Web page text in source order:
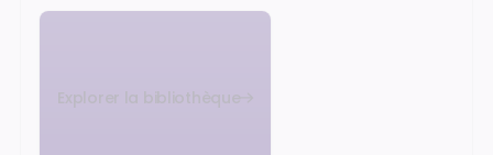
Explorer la bibliothèque